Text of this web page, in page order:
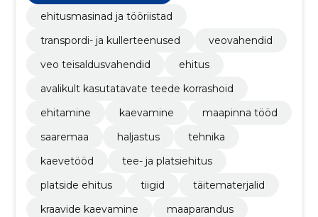
ehitusmasinad ja tööriistad
transpordi- ja kullerteenused
veovahendid
veo teisaldusvahendid
ehitus
avalikult kasutatavate teede korrashoid
ehitamine
kaevamine
maapinna tööd
saaremaa
haljastus
tehnika
kaevetööd
tee- ja platsiehitus
platside ehitus
tiigid
täitematerjalid
kraavide kaevamine
maaparandus